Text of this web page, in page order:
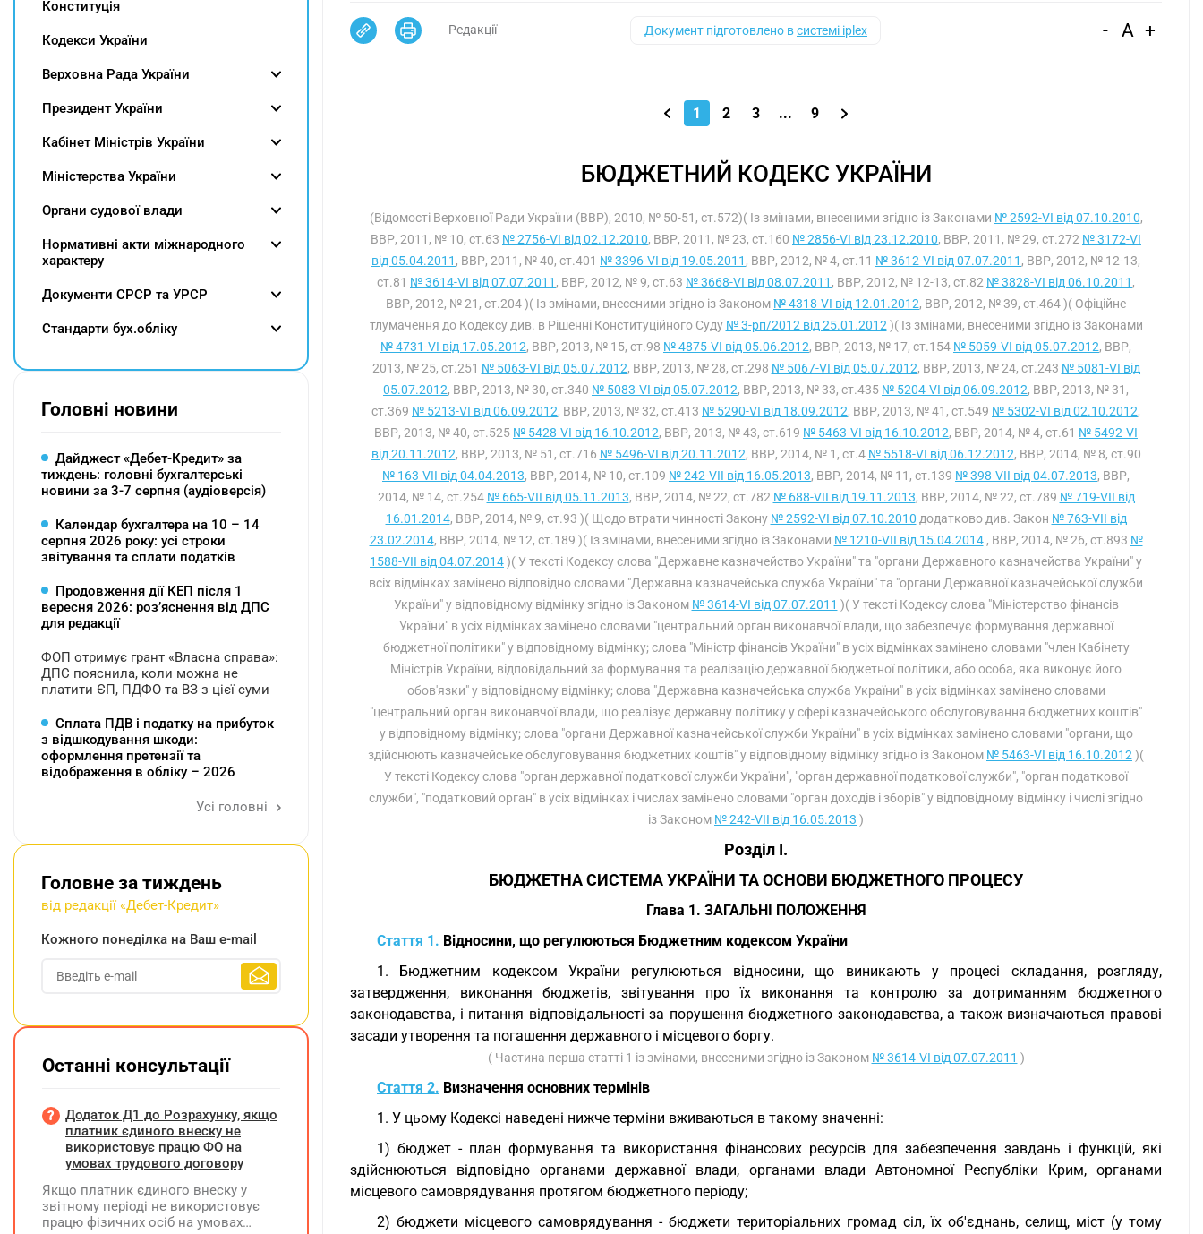
Редакції Документ підготовлено всистемі iplex - A +
1 2 3 ... 9
БЮДЖЕТНИЙ КОДЕКС УКРАЇНИ
(Відомості Верховної Ради України (ВВР), 2010, № 50-51, ст.572)( Із змінами, внесеними згідно із Законами № 2592-VI від 07.10.2010,
ВВР, 2011, № 10, ст.63 № 2756-VI від 02.12.2010, ВВР, 2011, № 23, ст.160 № 2856-VI від 23.12.2010, ВВР, 2011, № 29, ст.272 № 3172-VI
від 05.04.2011 , ВВР, 2011, № 40, ст.401 № 3396-VI від 19.05.2011 , ВВР, 2012, № 4, ст.11 № 3612-VI від 07.07.2011 , ВВР, 2012, № 12-13,
ст.81 № 3614-VI від 07.07.2011 , ВВР, 2012, № 9, ст.63 № 3668-VI від 08.07.2011 , ВВР, 2012, № 12-13, ст.82 № 3828-VI від 06.10.2011 ,
ВВР, 2012, № 21, ст.204 )( Із змінами, внесеними згідно із Законом № 4318-VI від 12.01.2012, ВВР, 2012, № 39, ст.464 )( Офіційне
тлумачення до Кодексу див. в Рішенні Конституційного Суду № 3-рп/2012 від 25.01.2012 )( Із змінами, внесеними згідно із Законами
№ 4731-VI від 17.05.2012, ВВР, 2013, № 15, ст.98 № 4875-VI від 05.06.2012, ВВР, 2013, № 17, ст.154 № 5059-VI від 05.07.2012, ВВР,
2013, № 25, ст.251 № 5063-VI від 05.07.2012, ВВР, 2013, № 28, ст.298 № 5067-VI від 05.07.2012, ВВР, 2013, № 24, ст.243 № 5081-VI від
05.07.2012, ВВР, 2013, № 30, ст.340 № 5083-VI від 05.07.2012, ВВР, 2013, № 33, ст.435 № 5204-VI від 06.09.2012, ВВР, 2013, № 31,
ст.369 № 5213-VI від 06.09.2012, ВВР, 2013, № 32, ст.413 № 5290-VI від 18.09.2012, ВВР, 2013, № 41, ст.549 № 5302-VI від 02.10.2012,
ВВР, 2013, № 40, ст.525 № 5428-VI від 16.10.2012, ВВР, 2013, № 43, ст.619 № 5463-VI від 16.10.2012, ВВР, 2014, № 4, ст.61 № 5492-VI
від 20.11.2012, ВВР, 2013, № 51, ст.716 № 5496-VI від 20.11.2012, ВВР, 2014, № 1, ст.4 № 5518-VI від 06.12.2012, ВВР, 2014, № 8, ст.90
№ 163-VII від 04.04.2013, ВВР, 2014, № 10, ст.109 № 242-VII від 16.05.2013, ВВР, 2014, № 11, ст.139 № 398-VII від 04.07.2013, ВВР,
2014, № 14, ст.254 № 665-VII від 05.11.2013, ВВР, 2014, № 22, ст.782 № 688-VII від 19.11.2013, ВВР, 2014, № 22, ст.789 № 719-VII від
16.01.2014, ВВР, 2014, № 9, ст.93 )( Щодо втрати чинності Закону № 2592-VI від 07.10.2010 додатково див. Закон № 763-VII від
23.02.2014, ВВР, 2014, № 12, ст.189 )( Із змінами, внесеними згідно із Законами № 1210-VII від 15.04.2014, ВВР, 2014, № 26, ст.893 №
1588-VII від 04.07.2014)( У тексті Кодексу слова "Державне казначейство України" та "органи Державного казначейства України" у
всіх відмінках замінено відповідно словами "Державна казначейська служба України" та "органи Державної казначейської служби
України" у відповідному відмінку згідно із Законом № 3614-VI від 07.07.2011 )( У тексті Кодексу слова "Міністерство фінансів
України" в усіх відмінках замінено словами "центральний орган виконавчої влади, що забезпечує формування державної
бюджетної політики" у відповідному відмінку; слова "Міністр фінансів України" в усіх відмінках замінено словами "член Кабінету
Міністрів України, відповідальний за формування та реалізацію державної бюджетної політики, або особа, яка виконує його
обов'язки" у відповідному відмінку; слова "Державна казначейська служба України" в усіх відмінках замінено словами
"центральний орган виконавчої влади, що реалізує державну політику у сфері казначейського обслуговування бюджетних коштів"
у відповідному відмінку; слова "органи Державної казначейської служби України" в усіх відмінках замінено словами "органи, що
здійснюють казначейське обслуговування бюджетних коштів" у відповідному відмінку згідно із Законом № 5463-VI від 16.10.2012 )(
У тексті Кодексу слова "орган державної податкової служби України", "орган державної податкової служби", "орган податкової
служби", "податковий орган" в усіх відмінках і числах замінено словами "орган доходів і зборів" у відповідному відмінку і числі згідно
із Законом № 242-VII від 16.05.2013 )
Розділ I.
БЮДЖЕТНА СИСТЕМА УКРАЇНИ ТА ОСНОВИ БЮДЖЕТНОГО ПРОЦЕСУ
Глава 1. ЗАГАЛЬНІ ПОЛОЖЕННЯ
Стаття 1. Відносини, що регулюються Бюджетним кодексом України
1. Бюджетним кодексом України регулюються відносини, що виникають у процесі складання, розгляду,
затвердження, виконання бюджетів, звітування про їх виконання та контролю за дотриманням бюджетного
законодавства, і питання відповідальності за порушення бюджетного законодавства, а також визначаються правові
засади утворення та погашення державного і місцевого боргу.
( Частина перша статті 1 із змінами, внесеними згідно із Законом № 3614-VI від 07.07.2011 )
Стаття 2. Визначення основних термінів
1. У цьому Кодексі наведені нижче терміни вживаються в такому значенні:
1) бюджет - план формування та використання фінансових ресурсів для забезпечення завдань і функцій, які
здійснюються відповідно органами державної влади, органами влади Автономної Республіки Крим, органами
місцевого самоврядування протягом бюджетного періоду;
2) бюджети місцевого самоврядування - бюджети територіальних громад сіл, їх об'єднань, селищ, міст (у тому
Конституція
Кодекси України
Верховна Рада України
Президент України
Кабінет Міністрів України
Міністерства України
Органи судової влади
Нормативні акти міжнародного
характеру
Документи СРСР та УРСР
Cтандарти бух.обліку
Головні новини
Дайджест «Дебет-Кредит» за
тиждень: головні бухгалтерські
новини за 3-7 серпня (аудіоверсія)
Календар бухгалтера на 10 – 14
серпня 2026 року: усі строки
звітування та сплати податків
Продовження дії КЕП після 1
вересня 2026: розʼяснення від ДПС
для редакції
ФОП отримує грант «Власна справа»:
ДПС пояснила, коли можна не
платити ЄП, ПДФО та ВЗ з цієї суми
Сплата ПДВ і податку на прибуток
з відшкодування шкоди:
оформлення претензії та
відображення в обліку – 2026
Усі головні
Головне за тиждень
від редакції «Дебет-Кредит»
Кожного понеділка на Ваш e-mail
Останні консультації
Додаток Д1 до Розрахунку, якщо
платник єдиного внеску не
використовує працю ФО на
умовах трудового договору
Якщо платник єдиного внеску у
звітному періоді не використовує
працю фізичних осіб на умовах